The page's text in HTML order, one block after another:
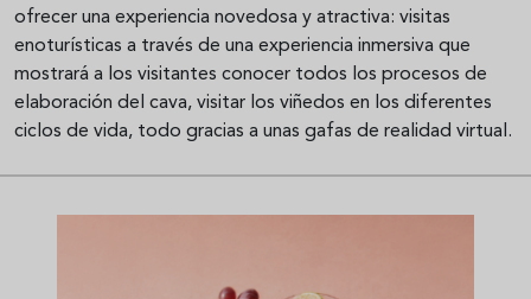
ofrecer una experiencia novedosa y atractiva: visitas
enoturísticas a través de una experiencia inmersiva que
mostrará a los visitantes conocer todos los procesos de
elaboración del cava, visitar los viñedos en los diferentes
ciclos de vida, todo gracias a unas gafas de realidad virtual.